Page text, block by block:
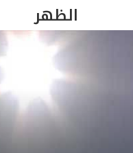
الظهر